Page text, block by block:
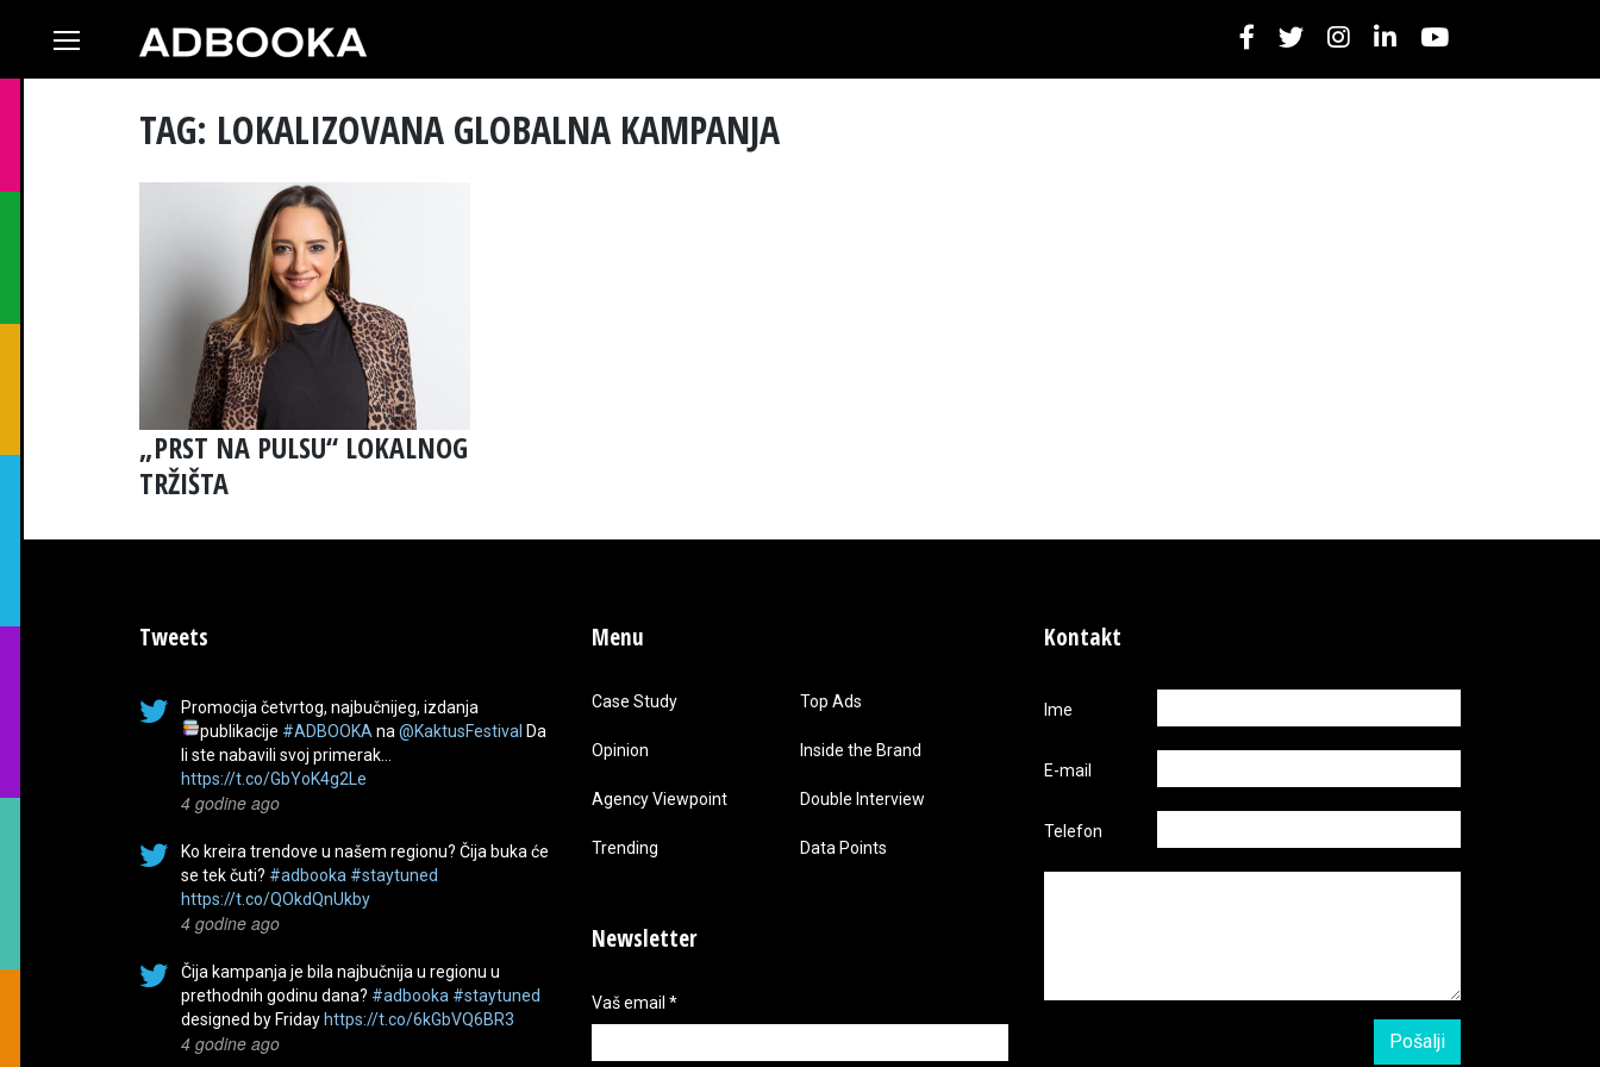
TAG: LOKALIZOVANA GLOBALNA KAMPANJA
„PRST NA PULSU“ LOKALNOG
TRŽIŠTA
Tweets
Promocija četvrtog, najbučnijeg, izdanja
publikacije #ADBOOKA na @KaktusFestival Da
li ste nabavili svoj primerak…
https://t.co/GbYoK4g2Le
4 godine ago
Ko kreira trendove u našem regionu? Čija buka će
se tek čuti? #adbooka #staytuned
https://t.co/QOkdQnUkby
4 godine ago
Čija kampanja je bila najbučnija u regionu u
prethodnih godinu dana? #adbooka #staytuned
designed by Friday https://t.co/6kGbVQ6BR3
4 godine ago
Menu
Case Study Top Ads
Opinion Inside the Brand
Agency Viewpoint Double Interview
Trending Data Points
Newsletter
Vaš email *
Kontakt
Ime
E-mail
Telefon